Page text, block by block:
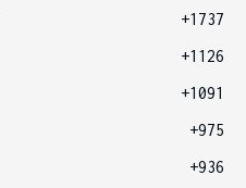
+1737
+1126
+1091
+975
+936